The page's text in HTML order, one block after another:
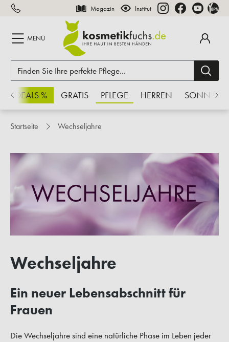
springen Magazin Institut
MENÜ
% GRATIS PFLEGE HERREN SONNE
Startseite Wechseljahre
Wechseljahre
Ein neuer Lebensabschnitt für
Frauen
Die Wechseljahre sind eine natürliche Phase im Leben jeder